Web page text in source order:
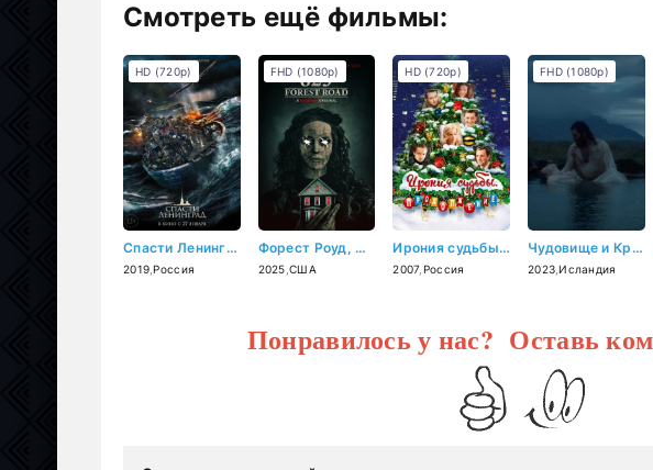
Смотреть ещё фильмы:
Спасти Ленинград (2019)
2019 ,Россия
HD (720p)
Форест Роуд, 825 (2025)
2025 ,США
FHD (1080p)
Ирония судьбы: Продолжение (2007)
2007 Россия
HD (720p)
Чудовище и Красавица (2023)
2023 ,Исландия
FHD (1080p)
Понравилось у нас? Оставь